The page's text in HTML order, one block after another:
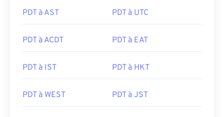
PDT à AST PDT à UTC
PDT à ACDT PDT à EAT
PDT à IST PDT à HKT
PDT à WEST PDT à JST